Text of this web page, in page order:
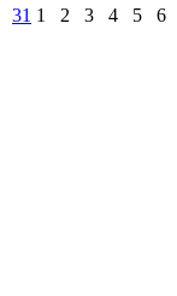
31 1 2 3 4 5 6